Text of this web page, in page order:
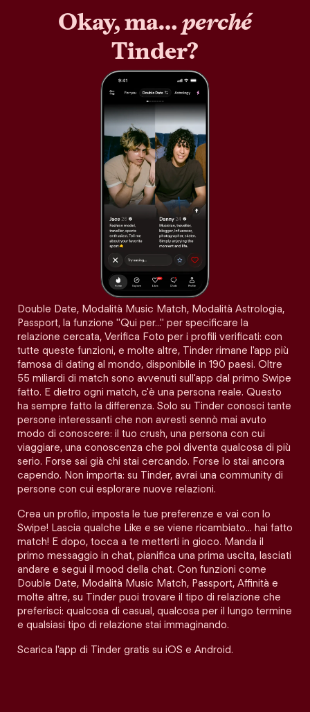
Okay, ma…perché
Tinder?
Double Date, Modalità Music Match, Modalità Astrologia,
Passport, la funzione "Qui per…" per specificare la
relazione cercata, Verifica Foto per i profili verificati: con
tutte queste funzioni, e molte altre, Tinder rimane l'app più
famosa di dating al mondo, disponibile in 190 paesi. Oltre
55 miliardi di match sono avvenuti sull'app dal primo Swipe
fatto. E dietro ogni match, c'è una persona reale. Questo
ha sempre fatto la differenza. Solo su Tinder conosci tante
persone interessanti che non avresti sennò mai avuto
modo di conoscere: il tuo crush, una persona con cui
viaggiare, una conoscenza che poi diventa qualcosa di più
serio. Forse sai già chi stai cercando. Forse lo stai ancora
capendo. Non importa: su Tinder, avrai una community di
persone con cui esplorare nuove relazioni.
Crea un profilo, imposta le tue preferenze e vai con lo
Swipe! Lascia qualche Like e se viene ricambiato… hai fatto
match! E dopo, tocca a te metterti in gioco. Manda il
primo messaggio in chat, pianifica una prima uscita, lasciati
andare e segui il mood della chat. Con funzioni come
Double Date, Modalità Music Match, Passport, Affinità e
molte altre, su Tinder puoi trovare il tipo di relazione che
preferisci: qualcosa di casual, qualcosa per il lungo termine
e qualsiasi tipo di relazione stai immaginando.
Scarica l'app di Tinder gratis su iOS e Android.